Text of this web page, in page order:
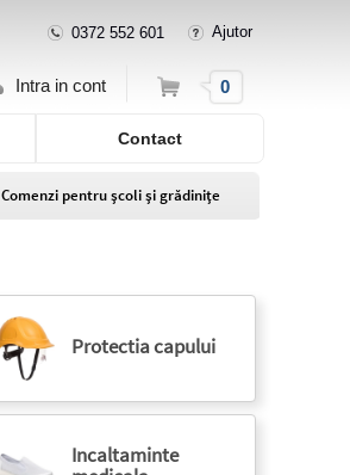
0372 552 601 Ajutor
Intra in cont Cos 0
Contact
Comenzi pentru școli și grădinițe
Protectia capului
Incaltaminte